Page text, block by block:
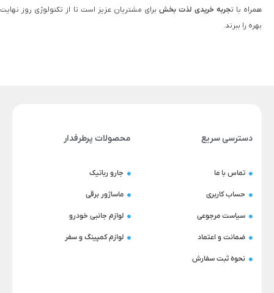
همراه با تجربه خریدی لذت‌ بخشبرای مشتریان عزیز است تا از تکنولوژی روز نهایت
بهره را ببرند.
دسترسی سریع
تماس با ما
حساب کاربری
سیاست مرجوعی
ضمانت و اعتماد
نحوه ثبت سفارش
محصولات پرطرفدار
جارو رباتیک
ماساژور برقی
لوازم جانبی خودرو
لوازم کمپینگ و سفر